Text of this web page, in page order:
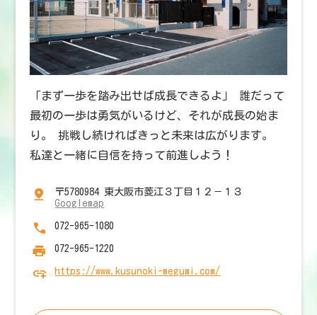
「まず一歩を踏み出せば成長できるよ」 誰だって
最初の一歩は勇気がいるけど、それが成長の始ま
り。 挑戦し続ければきっと未来は広がります。
私達と一緒に自信を持って前進しよう！
〒5780984 東大阪市菱江３丁目１２－１３
Googlemap
072-965-1080
072-965-1220
https://www.kusunoki-megumi.com/